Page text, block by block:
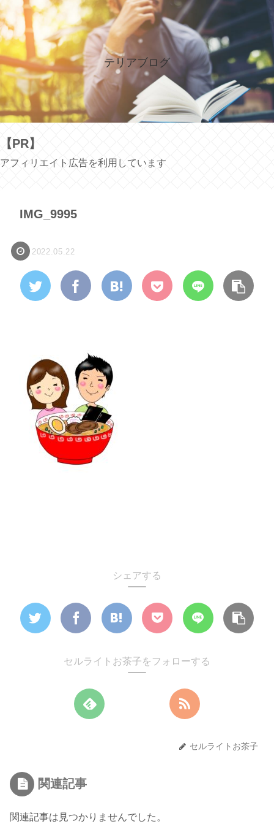
テリアブログ
【PR】
アフィリエイト広告を利用しています
IMG_9995
2022.05.22
シェアする
セルライトお茶子をフォローする
セルライトお茶子
関連記事
関連記事は見つかりませんでした。